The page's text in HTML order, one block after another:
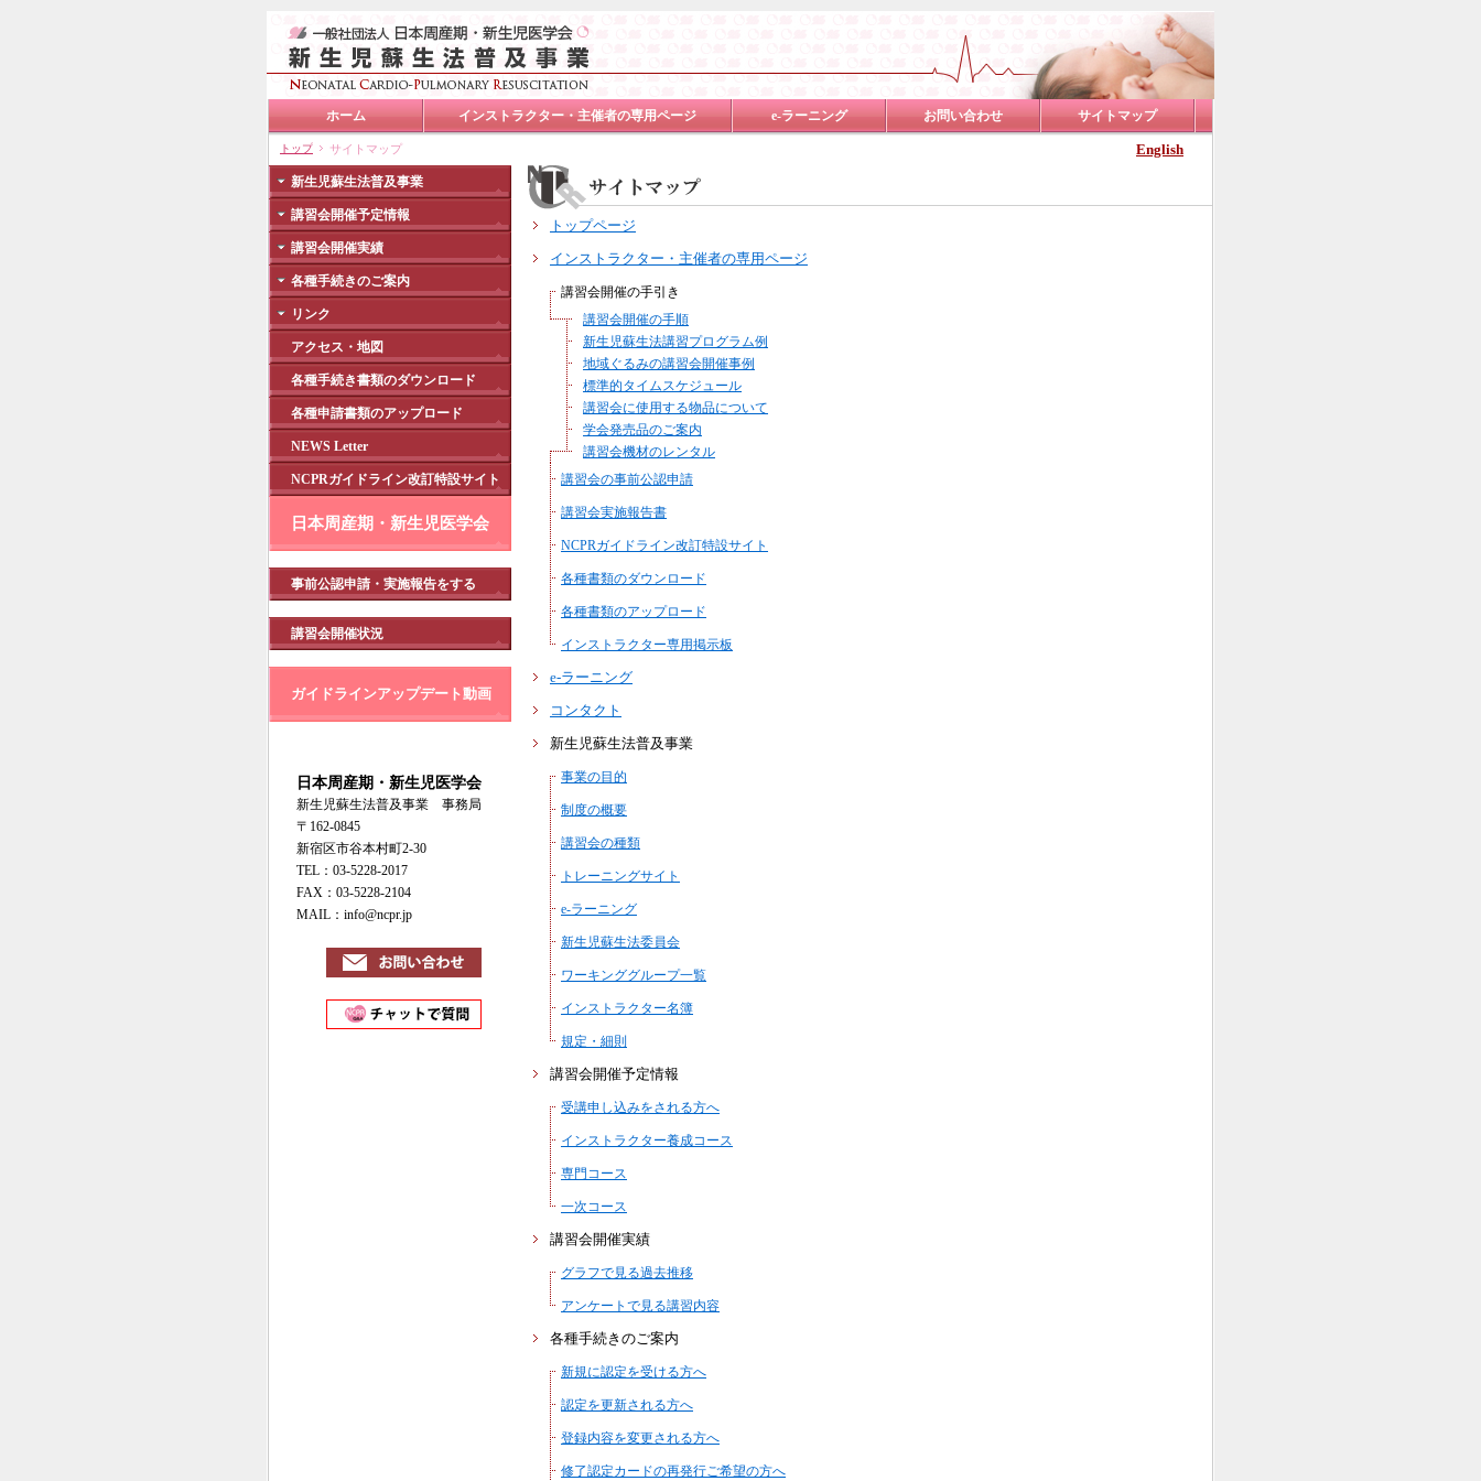
ホーム インストラクター・主催者の専用ページ e-ラーニング お問い合わせ サイトマップ
English
トップ サイトマップ
新生児蘇生法普及事業
講習会開催予定情報
講習会開催実績
各種手続きのご案内
リンク
アクセス・地図
各種手続き書類のダウンロード
各種申請書類のアップロード
NEWS Letter
NCPRガイドライン改訂特設サイト
日本周産期・新生児医学会
事前公認申請・実施報告をする
講習会開催状況
ガイドラインアップデート動画
日本周産期・新生児医学会
新生児蘇生法普及事業 事務局
〒162-0845
新宿区市谷本村町2-30
TEL：03-5228-2017
FAX：03-5228-2104
MAIL：info@ncpr.jp
トップページ
インストラクター・主催者の専用ページ
講習会開催の手引き
講習会開催の手順
新生児蘇生法講習プログラム例
地域ぐるみの講習会開催事例
標準的タイムスケジュール
講習会に使用する物品について
学会発売品のご案内
講習会機材のレンタル
講習会の事前公認申請
講習会実施報告書
NCPRガイドライン改訂特設サイト
各種書類のダウンロード
各種書類のアップロード
インストラクター専用掲示板
e-ラーニング
コンタクト
新生児蘇生法普及事業
事業の目的
制度の概要
講習会の種類
トレーニングサイト
e-ラーニング
新生児蘇生法委員会
ワーキンググループ一覧
インストラクター名簿
規定・細則
講習会開催予定情報
受講申し込みをされる方へ
インストラクター養成コース
専門コース
一次コース
講習会開催実績
グラフで見る過去推移
アンケートで見る講習内容
各種手続きのご案内
新規に認定を受ける方へ
認定を更新される方へ
登録内容を変更される方へ
修了認定カードの再発行ご希望の方へ